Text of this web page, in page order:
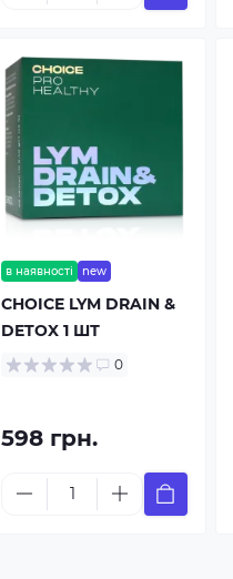
в наявності new
CHOICE LYM DRAIN &
DETOX 1 ШТ
0
598 грн.